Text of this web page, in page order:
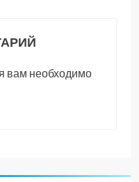
вам необходимо